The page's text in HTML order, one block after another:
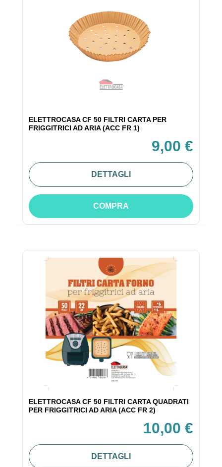
ELETTROCASA CF 50 FILTRI CARTA PER
FRIGGITRICI AD ARIA (ACC FR 1)
9,00 €
DETTAGLI
COMPRA
ELETTROCASA CF 50 FILTRI CARTA QUADRATI
PER FRIGGITRICI AD ARIA (ACC FR 2)
10,00 €
DETTAGLI